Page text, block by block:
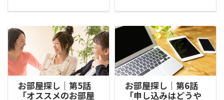
お部屋探し｜第5話
「オススメのお部屋
お部屋探し｜第6話
「申し込みはどうや